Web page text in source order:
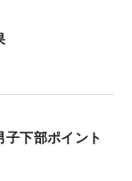
穫のある4日
。攻め切れて
めるようにな
下部ポイント